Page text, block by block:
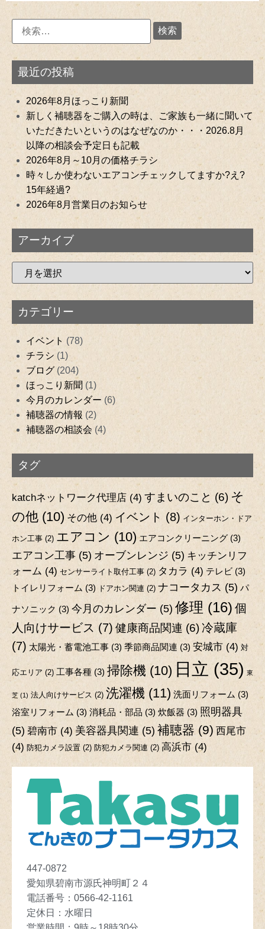
最近の投稿
2026年8月ほっこり新聞
新しく補聴器をご購入の時は、ご家族も一緒に聞いて
いただきたいというのはなぜなのか・・・2026.8月
以降の相談会予定日も記載
2026年8月～10月の価格チラシ
時々しか使わないエアコンチェックしてますか?え?
15年経過?
2026年8月営業日のお知らせ
アーカイブ
カテゴリー
イベント (78)
チラシ (1)
ブログ (204)
ほっこり新聞 (1)
今月のカレンダー (6)
補聴器の情報 (2)
補聴器の相談会 (4)
タグ
katchネットワーク代理店 (4) すまいのこと (6) そ
の他 (10) その他 (4) イベント (8) インターホン・ドア
ホン工事 (2) エアコン (10) エアコンクリーニング(3)
エアコン工事 (5) オーブンレンジ (5) キッチンリフ
ォーム (4) センサーライト取付工事 (2) タカラ (4) テレビ (3)
トイレリフォーム (3) ドアホン関連 (2) ナコータカス (5) パ
ナソニック (3) 今月のカレンダー (5) 修理 (16) 個
人向けサービス (7) 健康商品関連 (6)冷蔵庫
(7) 太陽光・蓄電池工事 (3) 季節商品関連 (3) 安城市 (4) 対
応エリア (2) 工事各種 (3) 掃除機 (10) 日立 (35) 東
芝 (1) 法人向けサービス (2) 洗濯機 (11) 洗面リフォーム (3)
浴室リフォーム (3) 消耗品・部品 (3) 炊飯器 (3) 照明器具
(5) 碧南市 (4) 美容器具関連 (5) 補聴器 (9) 西尾市
(4) 防犯カメラ設置 (2) 防犯カメラ関連 (2) 高浜市 (4)
447-0872
愛知県碧南市源氏神明町２４
電話番号： 0566-42-1161
定休日
： 水曜日